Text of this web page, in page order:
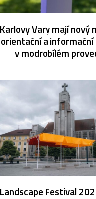
Karlovy Vary mají nový
orientační a
v modrobílém
Landscape Festival